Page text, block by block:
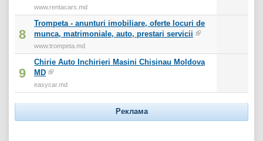
www.rentacars.md
8
Trompeta - anunturi imobiliare, oferte locuri de
munca, matrimoniale, auto, prestari servicii
www.trompeta.md
9
Chirie Auto Inchirieri Masini Chisinau Moldova
MD
easycar.md
Реклама